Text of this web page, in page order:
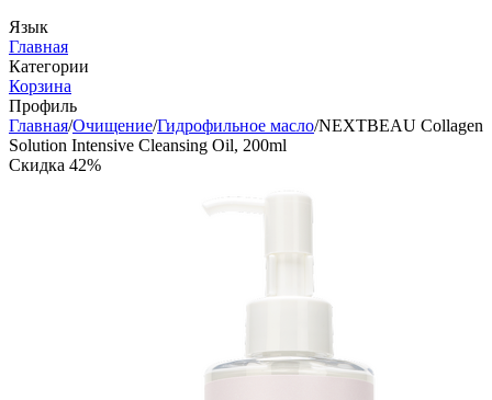
Язык
Главная
Категории
Корзина
Профиль
Главная/Очищение/Гидрофильное масло/NEXTBEAU Collagen
Solution Intensive Cleansing Oil, 200ml
Скидка 42%